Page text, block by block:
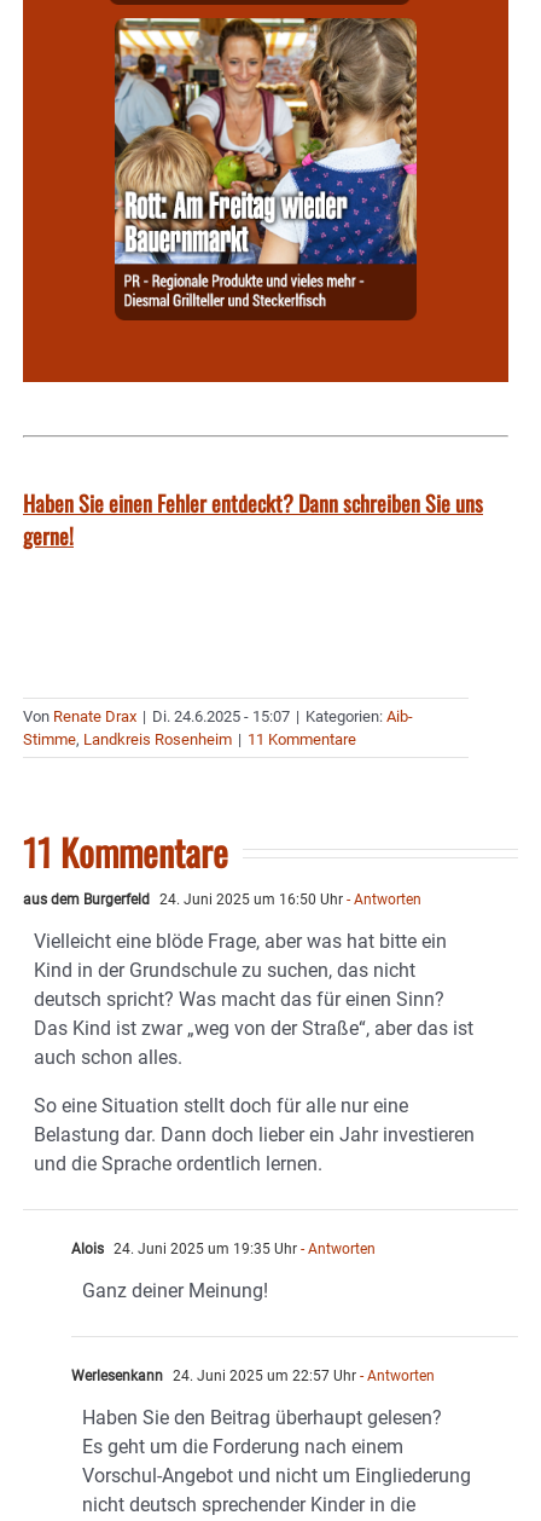
Haben Sie einen Fehler entdeckt? Dann schreiben Sie uns
gerne!
Von Renate Drax | Di. 24.6.2025 - 15:07 | Kategorien: Aib-
Stimme, Landkreis Rosenheim | 11 Kommentare
11 Kommentare
aus dem Burgerfeld 24. Juni 2025 um 16:50 Uhr - Antworten
Vielleicht eine blöde Frage, aber was hat bitte ein
Kind in der Grundschule zu suchen, das nicht
deutsch spricht? Was macht das für einen Sinn?
Das Kind ist zwar „weg von der Straße“, aber das ist
auch schon alles.
So eine Situation stellt doch für alle nur eine
Belastung dar. Dann doch lieber ein Jahr investieren
und die Sprache ordentlich lernen.
Alois 24. Juni 2025 um 19:35 Uhr - Antworten
Ganz deiner Meinung!
Werlesenkann 24. Juni 2025 um 22:57 Uhr - Antworten
Haben Sie den Beitrag überhaupt gelesen?
Es geht um die Forderung nach einem
Vorschul-Angebot und nicht um Eingliederung
nicht deutsch sprechender Kinder in die